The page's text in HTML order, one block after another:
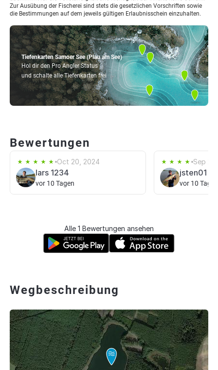
Tiefenkarten Samoer See (Plau am See)
Hol dir den Pro Angler Status
und schalte alle Tiefenkarten frei
Zur Ausübung der Fischerei sind stets die gesetzlichen Vorschriften sowie
die Bestimmungen auf dem jeweils gültigen Erlaubnisschein einzuhalten.
Bewertungen
Oct 20, 2024
lars 1234
vor 10 Tagen
Sep
jsten01
vor 10 Tagen
Alle 1 Bewertungen ansehen
Wegbeschreibung